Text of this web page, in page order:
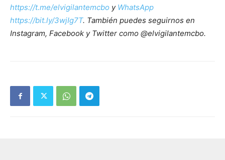
https://t.me/elvigilantemcbo y WhatsApp
https://bit.ly/3wjIg7T. También puedes seguirnos en
Instagram, Facebook y Twitter como @elvigilantemcbo.